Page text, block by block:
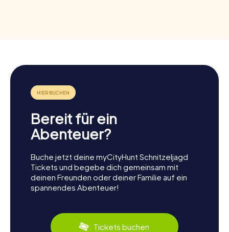
Bereit für ein
Abenteuer?
Buche jetzt deine myCityHunt Schnitzeljagd
Tickets und begebe dich gemeinsam mit
deinen Freunden oder deiner Familie auf ein
spannendes Abenteuer!
Tickets buchen